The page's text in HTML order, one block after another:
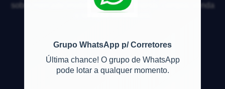
Grupo WhatsApp p/ Corretores
Última chance! O grupo de WhatsApp
pode lotar a qualquer momento.
sobre mercado imobiliário, financiamento, compra, venda
e locação de imóveis